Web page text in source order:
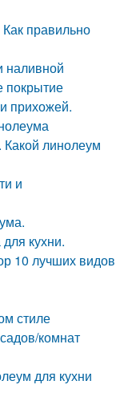
правильно
наливной
покрытие
прихожей.
Какой линолеум
и
кухни.
10 лучших видов
стиле
комнат
для кухни